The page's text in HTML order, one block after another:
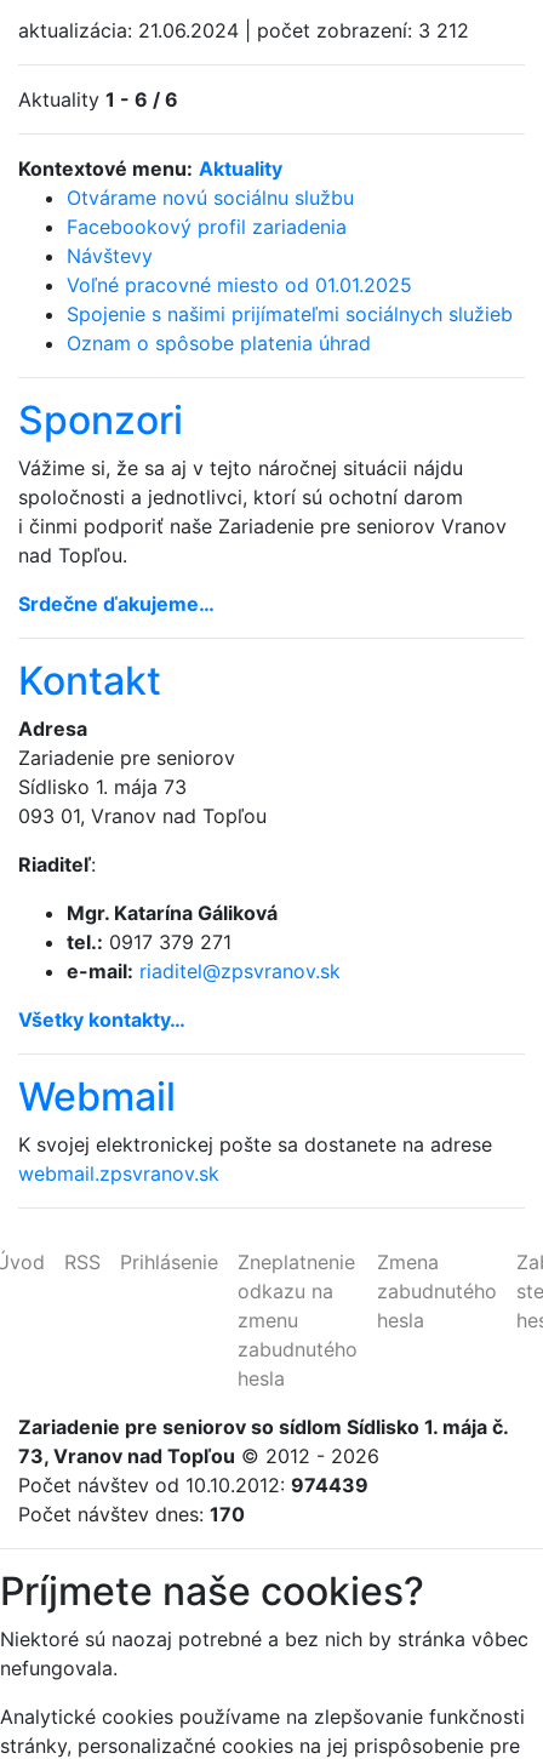
Kontextové menu: Aktuality
Otvárame novú sociálnu službu
Facebookový profil zariadenia
Návštevy
Voľné pracovné miesto od 01.01.2025
Spojenie s našimi prijímateľmi sociálnych služieb
Oznam o spôsobe platenia úhrad
Sponzori
Vážime si, že sa aj v tejto náročnej situácii nájdu
spoločnosti a jednotlivci, ktorí sú ochotní darom
i činmi podporiť naše Zariadenie pre seniorov Vranov
nad Topľou.
Srdečne ďakujeme…
Kontakt
Adresa
Zariadenie pre seniorov
Sídlisko 1. mája 73
093 01, Vranov nad Topľou
Riaditeľ:
Mgr. Katarína Gáliková
tel.: 0917 379 271
e-mail: riaditel@zpsvranov.sk
Všetky kontakty…
Webmail
K svojej elektronickej pošte sa dostanete na adrese
webmail.zpsvranov.sk
aktualizácia: 21.06.2024 počet zobrazení: 3 212
Aktuality 1 - 6 / 6
RSS Prihlásenie
Zneplatnenie
odkazu na
zmenu
zabudnutého
hesla
Zmena
zabudnutého
hesla
ste
Zariadenie pre seniorov so sídlom Sídlisko 1. mája č.
73, Vranov nad Topľou © 2012 - 2026
Počet návštev od 10.10.2012: 974439
Počet návštev dnes: 170
Príjmete naše cookies?
Niektoré sú naozaj potrebné a bez nich by stránka vôbec
nefungovala.
Analytické cookies používame na zlepšovanie funkčnosti
stránky, personalizačné cookies na jej prispôsobenie pre